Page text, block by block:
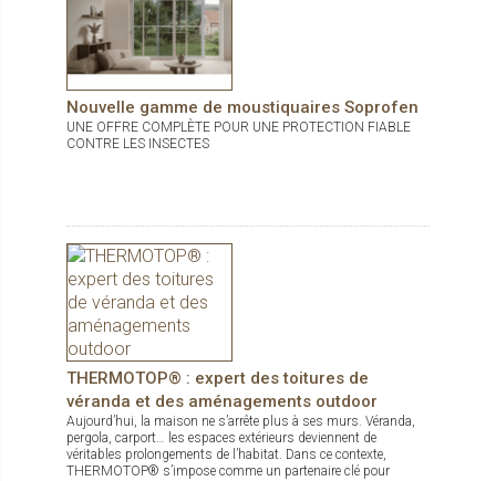
Nouvelle gamme de moustiquaires Soprofen
UNE OFFRE COMPLÈTE POUR UNE PROTECTION FIABLE
CONTRE LES INSECTES
THERMOTOP® : expert des toitures de
véranda et des aménagements outdoor
Aujourd’hui, la maison ne s’arrête plus à ses murs. Véranda,
pergola, carport… les espaces extérieurs deviennent de
véritables prolongements de l’habitat. Dans ce contexte,
THERMOTOP® s’impose comme un partenaire clé pour